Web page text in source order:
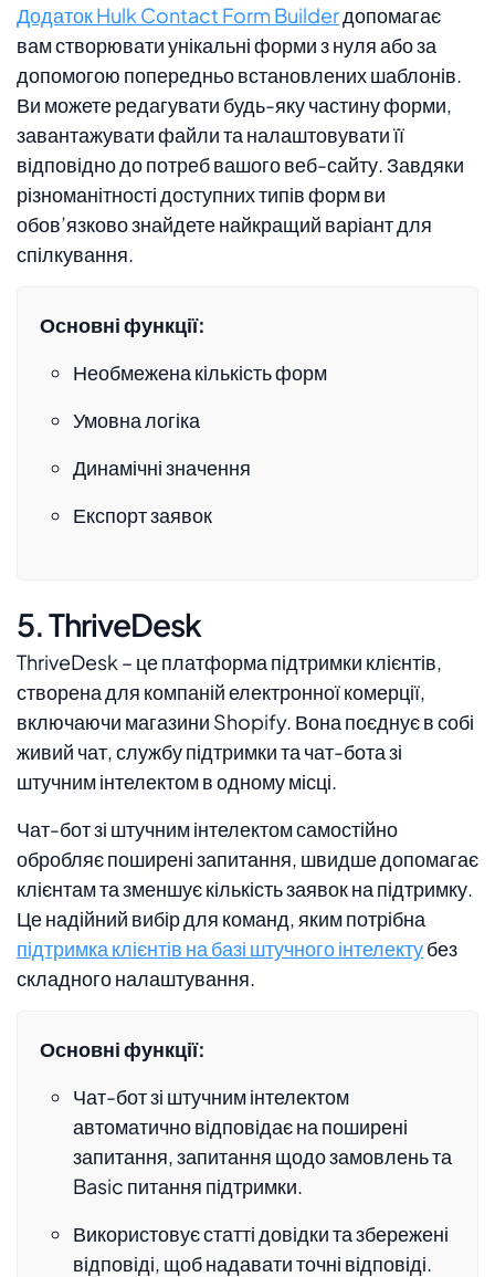
Додаток Hulk Contact Form Builderдопомагає
вам створювати унікальні форми з нуля або за
допомогою попередньо встановлених шаблонів.
Ви можете редагувати будь-яку частину форми,
завантажувати файли та налаштовувати її
відповідно до потреб вашого веб-сайту. Завдяки
різноманітності доступних типів форм ви
обов’язково знайдете найкращий варіант для
спілкування.
Основні функції:
Необмежена кількість форм
Умовна логіка
Динамічні значення
Експорт заявок
5. ThriveDesk
ThriveDesk – це платформа підтримки клієнтів,
створена для компаній електронної комерції,
включаючи магазини Shopify. Вона поєднує в собі
живий чат, службу підтримки та чат-бота зі
штучним інтелектом в одному місці.
Чат-бот зі штучним інтелектом самостійно
обробляє поширені запитання, швидше допомагає
клієнтам та зменшує кількість заявок на підтримку.
Це надійний вибір для команд, яким потрібна
підтримка клієнтів на базі штучного інтелектубез
складного налаштування.
Основні функції:
Чат-бот зі штучним інтелектом
автоматично відповідає на поширені
запитання, запитання щодо замовлень та
Basic питання підтримки.
Використовує статті довідки та збережені
відповіді, щоб надавати точні відповіді.